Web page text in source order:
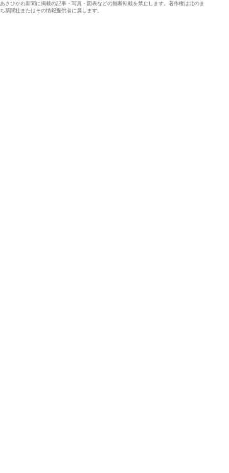
あさひかわ新聞に掲載の記事・写真・図表などの無断転載を禁止します。著作権は北のま
ち新聞社またはその情報提供者に属します。